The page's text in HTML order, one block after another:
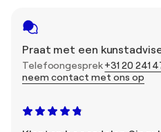
Praat met een
Telefoongesprek+31 20 241
neem contact met ons op